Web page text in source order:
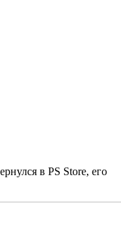
в PS Store, его